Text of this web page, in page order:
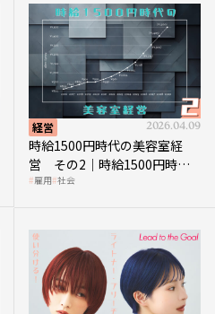
経営 2026.04.09
時給1500円時代の美容室経
営 その2｜時給1500円時代
に支払う給与はいくらなのか
雇用 社会